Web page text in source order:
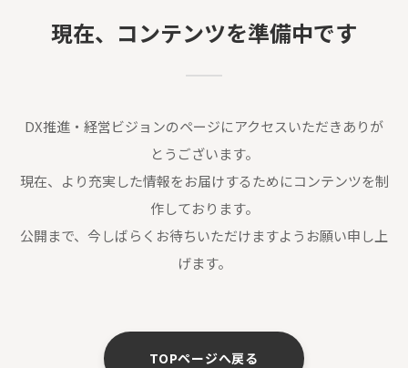
現在、コンテンツを準備中です
DX推進・経営ビジョンのページにアクセスいただきありが
とうございます。
現在、より充実した情報をお届けするためにコンテンツを制
作しております。
公開まで、今しばらくお待ちいただけますようお願い申し上
げます。
TOPページへ戻る